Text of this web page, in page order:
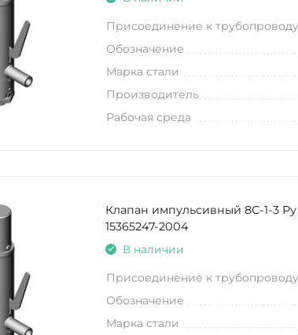
Присоединение к трубопроводу
Обозначение
Марка стали
Производитель
Рабочая среда
Клапан импульсивный 8С-1-3
15365247-2004
В наличии
Присоединение к трубопроводу
Обозначение
Марка стали